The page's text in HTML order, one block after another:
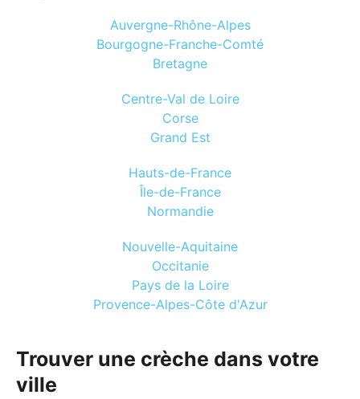
Auvergne-Rhône-Alpes
Bourgogne-Franche-Comté
Bretagne
Centre-Val de Loire
Corse
Grand Est
Hauts-de-France
Île-de-France
Normandie
Nouvelle-Aquitaine
Occitanie
Pays de la Loire
Provence-Alpes-Côte d'Azur
Trouver une crèche dans votre
ville